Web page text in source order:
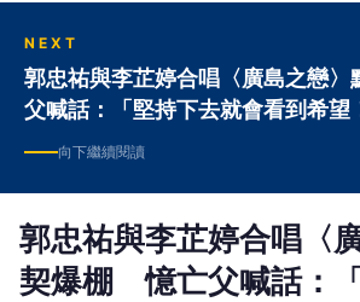
NEXT
郭忠祐與李芷婷合唱〈廣島之戀
父喊話：「堅持下去就會看到希望
向下繼續閱讀
郭忠祐與李芷婷合唱〈
契爆棚 憶亡父喊話：